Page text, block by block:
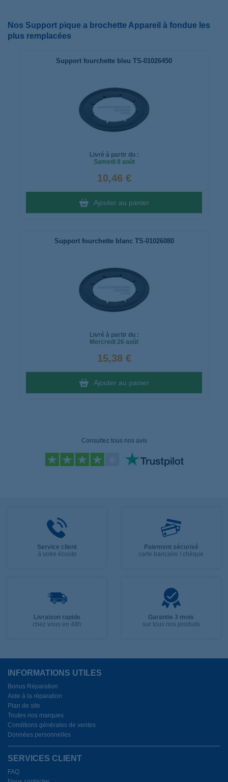
Nos Support pique a brochette Appareil à fondue les
plus remplacées
Support fourchette bleu TS-01026450
Livré à partir du :
Samedi8 août
10,46 €
Ajouter au panier
Support fourchette blanc TS-01026080
Livré à partir du :
Mercredi 26 août
15,38 €
Ajouter au panier
Consultez tous nos avis
Service client
à votre écoute
Paiement sécurisé
carte bancaire / chèque
Livraison rapide
chez vous en 48h
Garantie 3 mois
sur tous nos produits
INFORMATIONS UTILES
Bonus Réparation
Aide à la réparation
Plan de site
Toutes nos marques
Conditions générales de ventes
Données personnelles
SERVICES CLIENT
FAQ